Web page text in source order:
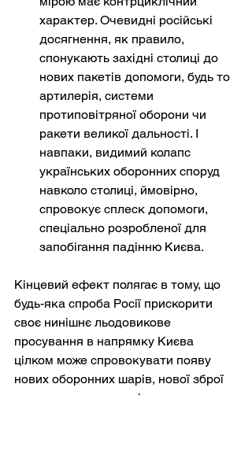
характер. Очевидні російські
досягнення, як правило,
спонукають західні столиці до
нових пакетів допомоги, будь то
артилерія, системи
протиповітряної оборони чи
ракети великої дальності. І
навпаки, видимий колапс
українських оборонних споруд
навколо столиці, ймовірно,
спровокує сплеск допомоги,
спеціально розробленої для
запобігання падінню Києва.
Кінцевий ефект полягає в тому, що
будь-яка спроба Росії прискорити
своє нинішнє льодовикове
просування в напрямку Києва
цілком може спровокувати появу
нових оборонних шарів, нової зброї
та нових доктрин, які знову